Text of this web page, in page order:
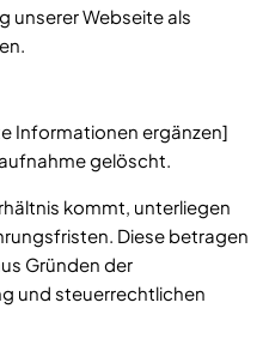
unserer Webseite als
Informationen ergänzen]
gelöscht.
kommt, unterliegen
Diese betragen
Gründen der
und steuerrechtlichen